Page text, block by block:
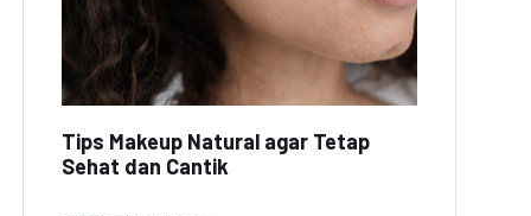
Tips Makeup Natural agar Tetap
Sehat dan Cantik